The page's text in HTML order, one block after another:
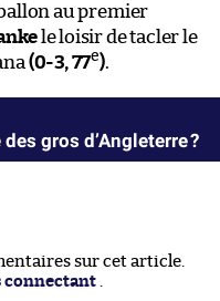
au premier
le loisir de tacler le
(0-3, 77e).
gros d’Angleterre ?
sur cet article.
connectant